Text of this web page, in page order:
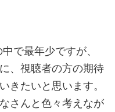
で最年少ですが、
、視聴者の方の期待
きたいと思います。
さんと色々考えなが